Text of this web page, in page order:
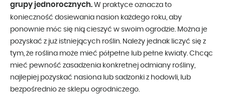
grupy jednorocznych. W praktyce oznacza to
konieczność dosiewania nasion każdego roku, aby
ponownie móc się nią cieszyć w swoim ogrodzie. Można je
pozyskać z już istniejących roślin. Należy jednak liczyć się z
tym, że roślina może mieć półpełne lub pełne kwiaty. Chcąc
mieć pewność zasadzenia konkretnej odmiany rośliny,
najlepiej pozyskać nasiona lub sadzonki z hodowli, lub
bezpośrednio ze sklepu ogrodniczego.